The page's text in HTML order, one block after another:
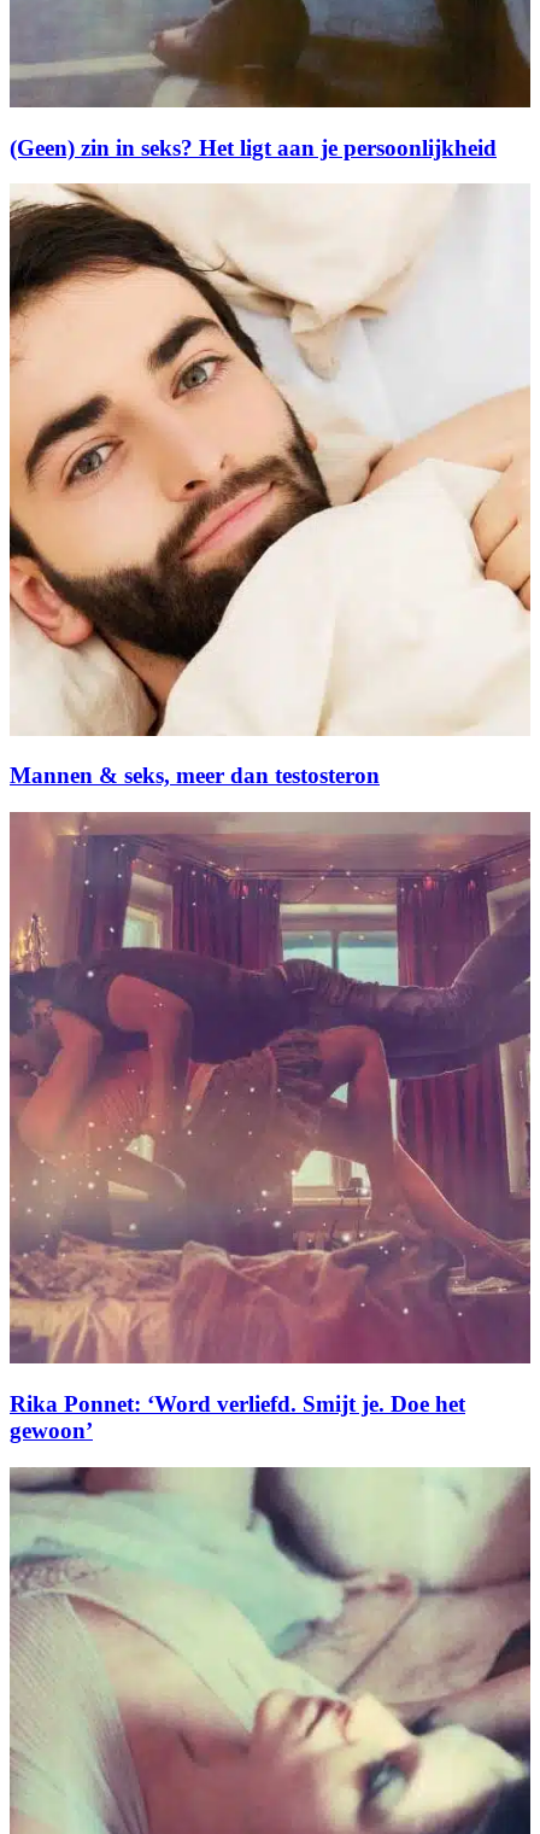
(Geen) zin in seks? Het ligt aan je persoonlijkheid
Mannen & seks, meer dan testosteron
Rika Ponnet: ‘Word verliefd. Smijt je. Doe het
gewoon’